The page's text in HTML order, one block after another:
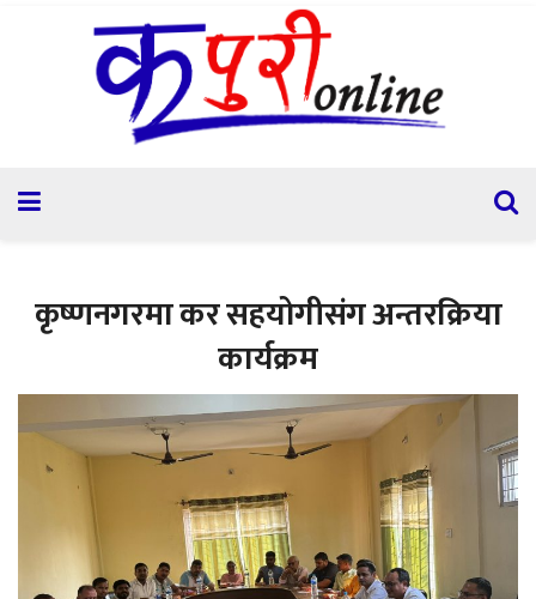
कृष्णनगरमा कर सहयोगीसंग अन्तरक्रिया
कार्यक्रम